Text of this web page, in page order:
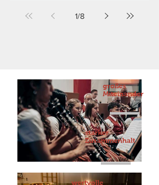
1/8
wertvolle
großes
Miteinander
starker
Zusammenhalt